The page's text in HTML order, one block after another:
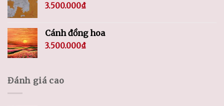
3.500.000₫
Cánh đồng hoa
3.500.000₫
Đánh giá cao